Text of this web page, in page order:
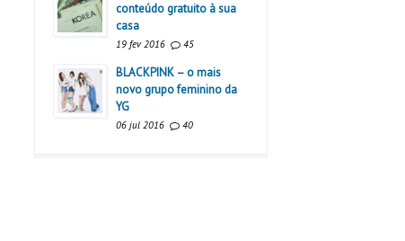
conteúdo gratuito à sua
casa
19 fev 2016 45
BLACKPINK – o mais
novo grupo feminino da
YG
06 jul 2016 40